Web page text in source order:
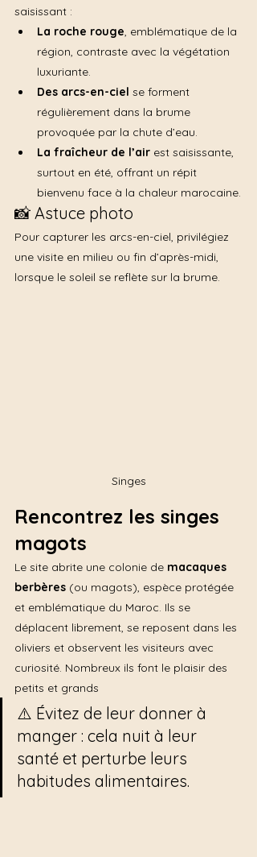
saisissant :
La roche rouge, emblématique de la
région, contraste avec la végétation
luxuriante.
Des arcs-en-ciel se forment
régulièrement dans la brume
provoquée par la chute d’eau.
La fraîcheur de l’air est saisissante,
surtout en été, offrant un répit
bienvenu face à la chaleur marocaine.
📸 Astuce photo
Pour capturer les arcs-en-ciel, privilégiez
une visite en milieu ou fin d’après-midi,
lorsque le soleil se reflète sur la brume.
Singes
Rencontrez les singes
magots
Le site abrite une colonie de macaques
berbères (ou magots), espèce protégée
et emblématique du Maroc. Ils se
déplacent librement, se reposent dans les
oliviers et observent les visiteurs avec
curiosité. Nombreux ils font le plaisir des
petits et grands
⚠️ Évitez de leur donner à
manger : cela nuit à leur
santé et perturbe leurs
habitudes alimentaires.